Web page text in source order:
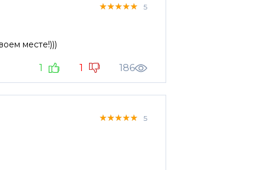
★★★★★
★★★★★
★★★★★ 5
месте!)))
1 1 186
★★★★★
★★★★★
★★★★★ 5